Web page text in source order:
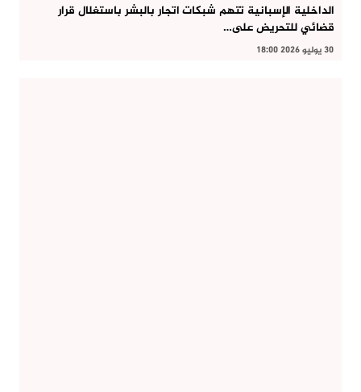
الداخلية الإسبانية تتهم شبكات اتجار بالبشر باستغلال قرار
قضائي للتحريض على…
30 يوليو 2026 18:00